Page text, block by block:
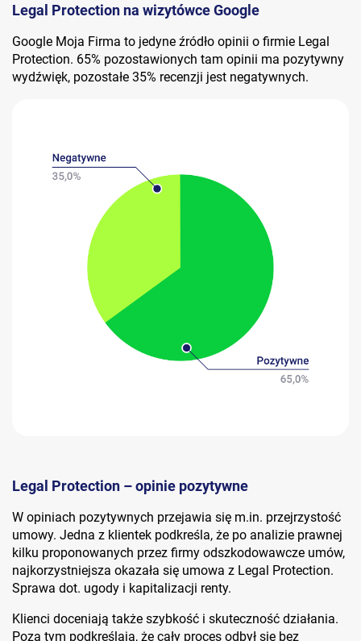
Legal Protection na wizytówce Google
Google Moja Firma to jedyne źródło opinii o firmie Legal
Protection. 65% pozostawionych tam opinii ma pozytywny
wydźwięk, pozostałe 35% recenzji jest negatywnych.
Legal Protection – opinie pozytywne
W opiniach pozytywnych przejawia się m.in. przejrzystość
umowy. Jedna z klientek podkreśla, że po analizie prawnej
kilku proponowanych przez firmy odszkodowawcze umów,
najkorzystniejsza okazała się umowa z Legal Protection.
Sprawa dot. ugody i kapitalizacji renty.
Klienci doceniają także szybkość i skuteczność działania.
Poza tym podkreślają, że cały proces odbył się bez